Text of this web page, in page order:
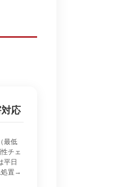
応
最低
チェ
平日
処置→